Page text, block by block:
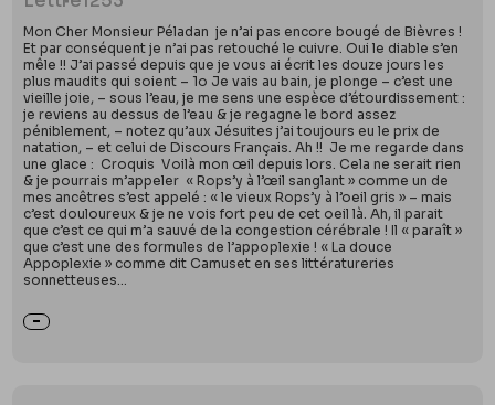
Mon Cher Monsieur Péladan je n’ai pas encore bougé de Bièvres !
Et par conséquent je n’ai pas retouché le cuivre. Oui le diable s’en
mêle !! J’ai passé depuis que je vous ai écrit les douze jours les
plus maudits qui soient – 1o Je vais au bain, je plonge – c’est une
vieille joie, – sous l’eau, je me sens une espèce d’étourdissement :
je reviens au dessus de l’eau & je regagne le bord assez
péniblement, – notez qu’aux Jésuites j’ai toujours eu le prix de
natation, – et celui de Discours Français. Ah !! Je me regarde dans
une glace : Croquis Voilà mon œil depuis lors. Cela ne serait rien
& je pourrais m’appeler « Rops’y à l’œil sanglant » comme un de
mes ancêtres s’est appelé : « le vieux Rops’y à l’oeil gris » – mais
c’est douloureux & je ne vois fort peu de cet oeil là. Ah, il parait
que c’est ce qui m’a sauvé de la congestion cérébrale ! Il « paraît »
que c’est une des formules de l’appoplexie ! « La douce
Appoplexie » comme dit Camuset en ses littératureries
sonnetteuses...